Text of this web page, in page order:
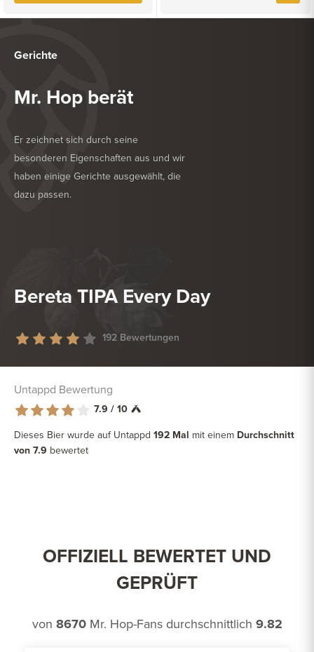
Gerichte
Mr. Hop berät
Er zeichnet sich durch seine
besonderen Eigenschaften aus und wir
haben einige Gerichte ausgewählt, die
dazu passen.
KÖSTLICH ZU
Bereta TIPA Every Day
192 Bewertungen
Untappd Bewertung
7.9 / 10
Dieses Bier wurde auf Untappd 192 Mal mit einem Durchschnitt
von 7.9 bewertet
OFFIZIELL BEWERTET UND
GEPRÜFT
von 8670Mr. Hop-Fans durchschnittlich 9.82